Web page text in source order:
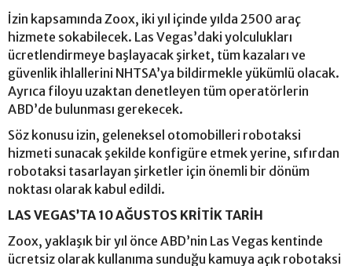
İzin kapsamında Zoox, iki yıl içinde yılda 2500 araç
hizmete sokabilecek. Las Vegas’daki yolculukları
ücretlendirmeye başlayacak şirket, tüm kazaları ve
güvenlik ihlallerini NHTSA’ya bildirmekle yükümlü olacak.
Ayrıca filoyu uzaktan denetleyen tüm operatörlerin
ABD’de bulunması gerekecek.
Söz konusu izin, geleneksel otomobilleri robotaksi
hizmeti sunacak şekilde konfigüre etmek yerine, sıfırdan
robotaksi tasarlayan şirketler için önemli bir dönüm
noktası olarak kabul edildi.
LAS VEGAS’TA 10 AĞUSTOS KRİTİK TARİH
Zoox, yaklaşık bir yıl önce ABD’nin Las Vegas kentinde
ücretsiz olarak kullanıma sunduğu kamuya açık robotaksi